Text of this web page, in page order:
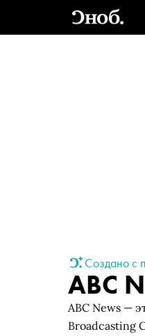
Создано с
ABC
ABC News —
Broadcasting